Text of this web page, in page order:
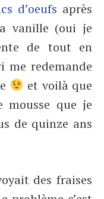
d’oeufs après
vanille (oui je
de tout en
me redemande
et voilà que
mousse que je
de quinze ans
des fraises